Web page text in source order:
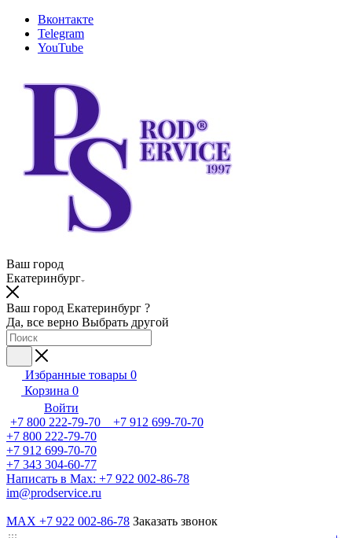
Вконтакте
Telegram
YouTube
Ваш город
Екатеринбург
Ваш город Екатеринбург ?
Да, все верно Выбрать другой
Избранные товары 0
Корзина 0
Войти
+7 800 222-79-70 +7 912 699-70-70
+7 800 222-79-70
+7 912 699-70-70
+7 343 304-60-77
Написать в Max: +7 922 002-86-78
im@prodservice.ru
MAX +7 922 002-86-78 Заказать звонок